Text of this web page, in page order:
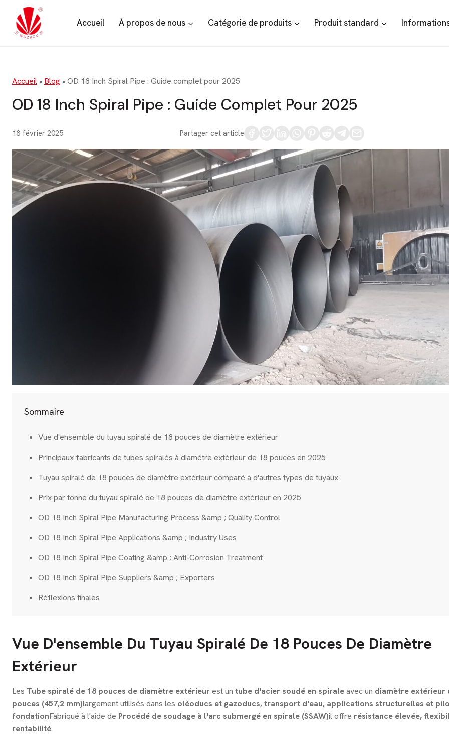
contenu
Accueil À propos de nous Catégorie de produits Produit standard
Accueil • Blog • OD 18 Inch Spiral Pipe : Guide complet pour 2025
OD 18 Inch Spiral Pipe : Guide Complet Pour 2025
18 février 2025 Partager cet article
Sommaire
Vue d'ensemble du tuyau spiralé de 18 pouces de diamètre extérieur
Principaux fabricants de tubes spiralés à diamètre extérieur de 18 pouces en 2025
Tuyau spiralé de 18 pouces de diamètre extérieur comparé à d'autres types de tuyaux
Prix par tonne du tuyau spiralé de 18 pouces de diamètre extérieur en 2025
OD 18 Inch Spiral Pipe Manufacturing Process &amp ; Quality Control
OD 18 Inch Spiral Pipe Applications &amp ; Industry Uses
OD 18 Inch Spiral Pipe Coating &amp ; Anti-Corrosion Treatment
OD 18 Inch Spiral Pipe Suppliers &amp ; Exporters
Réflexions finales
Vue D'ensemble Du Tuyau Spiralé De 18 Pouces De Diamètre
Extérieur
Les Tube spiralé de 18 pouces de diamètre extérieurest un tube d'acier soudé en spiraleavec un diamètre extérieur
pouces (457,2 mm)largement utilisés dans les oléoducs et gazoducs, transport d'eau, applications structurelles et
fondationFabriqué à l'aide de Procédé de soudage à l'arc submergé en spirale (SSAW)il offre résistance élevée,
rentabilité.